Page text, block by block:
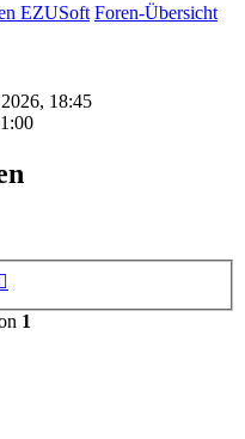
EZUSoft Foren-Übersicht
18:45
1